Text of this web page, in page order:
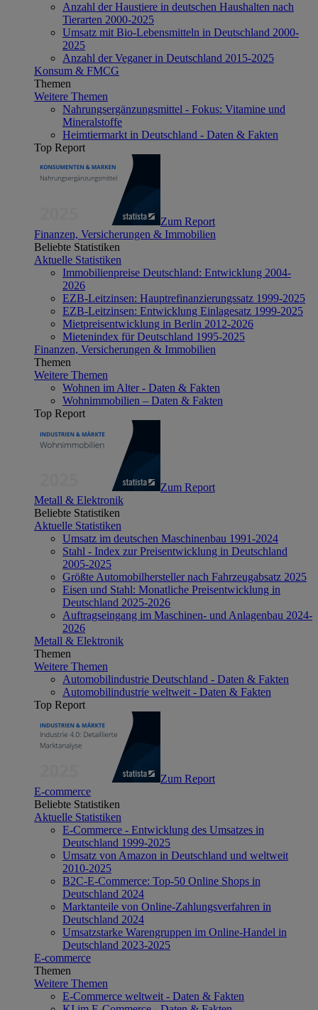
Anzahl der Haustiere in deutschen Haushalten nach
Tierarten 2000-2025
Umsatz mit Bio-Lebensmitteln in Deutschland 2000-
2025
Anzahl der Veganer in Deutschland 2015-2025
Konsum & FMCG
Themen
Weitere Themen
Nahrungsergänzungsmittel - Fokus: Vitamine und
Mineralstoffe
Heimtiermarkt in Deutschland - Daten & Fakten
Top Report
Zum Report
Finanzen, Versicherungen & Immobilien
Beliebte Statistiken
Aktuelle Statistiken
Immobilienpreise Deutschland: Entwicklung 2004-
2026
EZB-Leitzinsen: Hauptrefinanzierungssatz 1999-2025
EZB-Leitzinsen: Entwicklung Einlagesatz 1999-2025
Mietpreisentwicklung in Berlin 2012-2026
Mietenindex für Deutschland 1995-2025
Finanzen, Versicherungen & Immobilien
Themen
Weitere Themen
Wohnen im Alter - Daten & Fakten
Wohnimmobilien – Daten & Fakten
Top Report
Zum Report
Metall & Elektronik
Beliebte Statistiken
Aktuelle Statistiken
Umsatz im deutschen Maschinenbau 1991-2024
Stahl - Index zur Preisentwicklung in Deutschland
2005-2025
Größte Automobilhersteller nach Fahrzeugabsatz 2025
Eisen und Stahl: Monatliche Preisentwicklung in
Deutschland 2025-2026
Auftragseingang im Maschinen- und Anlagenbau 2024-
2026
Metall & Elektronik
Themen
Weitere Themen
Automobilindustrie Deutschland - Daten & Fakten
Automobilindustrie weltweit - Daten & Fakten
Top Report
Zum Report
E-commerce
Beliebte Statistiken
Aktuelle Statistiken
E-Commerce - Entwicklung des Umsatzes in
Deutschland 1999-2025
Umsatz von Amazon in Deutschland und weltweit
2010-2025
B2C-E-Commerce: Top-50 Online Shops in
Deutschland 2024
Marktanteile von Online-Zahlungsverfahren in
Deutschland 2024
Umsatzstarke Warengruppen im Online-Handel in
Deutschland 2023-2025
E-commerce
Themen
Weitere Themen
E-Commerce weltweit - Daten & Fakten